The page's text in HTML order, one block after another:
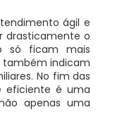
ágil e
drasticamente o
só ficam mais
também indicam
No fim das
eficiente é uma
apenas uma